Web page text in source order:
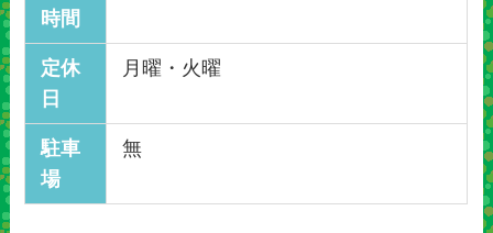
時間
定休
日
月曜・火曜
駐車
場
無